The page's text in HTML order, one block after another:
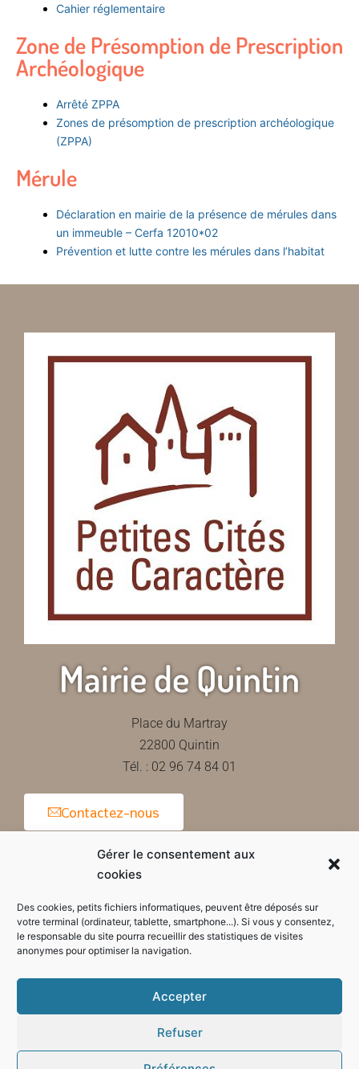
Gérer le consentement aux
cookies
Des cookies, petits fichiers informatiques, peuvent être déposés sur
votre terminal (ordinateur, tablette, smartphone...). Si vous y consentez,
le responsable du site pourra recueillir des statistiques de visites
anonymes pour optimiser la navigation.
Accepter
Refuser
Cahier réglementaire
Zone de Présomption de Prescription
Archéologique
Arrêté ZPPA
Zones de présomption de prescription archéologique
(ZPPA)
Mérule
Déclaration en mairie de la présence de mérules dans
un immeuble – Cerfa 12010*02
Prévention et lutte contre les mérules dans l’habitat
Mairie de Quintin
Place du Martray
22800 Quintin
Tél. : 02 96 74 84 01
Contactez-nous
Horaires d'ouverture de la mairie